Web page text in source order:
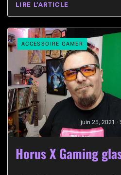
LIRE L’ARTICLE
ACCESSOIRE GAMER
juin 25, 2021 ·
Horus X Gaming